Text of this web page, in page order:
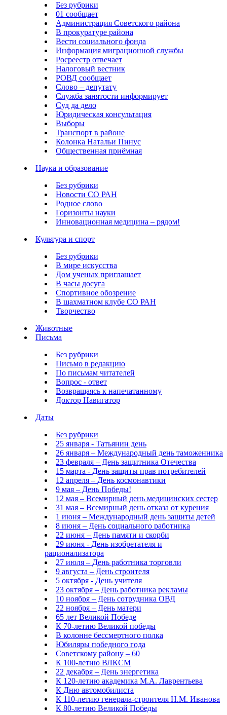
Без рубрики
01 сообщает
Администрация Советского района
В прокуратуре района
Вести социального фонда
Информация миграционной службы
Росреестр отвечает
Налоговый вестник
РОВД сообщает
Слово – депутату
Служба занятости информирует
Суд да дело
Юридическая консультация
Выборы
Транспорт в районе
Колонка Натальи Пинус
Общественная приёмная
Наука и образование
Без рубрики
Новости СО РАН
Родное слово
Горизонты науки
Инновационная медицина – рядом!
Культура и спорт
Без рубрики
В мире искусства
Дом ученых приглашает
В часы досуга
Спортивное обозрение
В шахматном клубе СО РАН
Творчество
Животные
Письма
Без рубрики
Письмо в редакцию
По письмам читателей
Вопрос - ответ
Возвращаясь к напечатанному
Доктор Навигатор
Даты
Без рубрики
25 января - Татьянин день
26 января – Международный день таможенника
23 февраля – День защитника Отечества
15 марта - День защиты прав потребителей
12 апреля – День космонавтики
9 мая – День Победы!
12 мая – Всемирный день медицинских сестер
31 мая – Всемирный день отказа от курения
1 июня – Международный день защиты детей
8 июня – День социального работника
22 июня – День памяти и скорби
29 июня - День изобретателя и
рационализатора
27 июля – День работника торговли
9 августа – День строителя
5 октября - День учителя
23 октября – День работника рекламы
10 ноября – День сотрудника ОВД
22 ноября – День матери
65 лет Великой Победе
К 70-летию Великой победы
В колонне бессмертного полка
Юбиляры победного года
Советскому району – 60
К 100-летию ВЛКСМ
22 декабря – День энергетика
К 120-летию академика М.А. Лаврентьева
К Дню автомобилиста
К 110-летию генерала-строителя Н.М. Иванова
К 80-летию Великой Победы